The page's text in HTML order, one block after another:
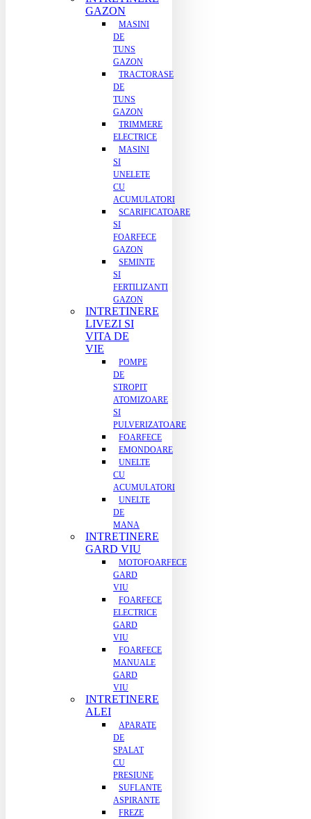
GAZON
MASINI
DE
TUNS
GAZON
TRACTORASE
DE
TUNS
GAZON
TRIMMERE
ELECTRICE
MASINI
SI
UNELETE
CU
ACUMULATORI
SCARIFICATOARE
SI
FOARFECE
GAZON
SEMINTE
SI
FERTILIZANTI
GAZON
INTRETINERE
LIVEZI SI
VITA DE
VIE
POMPE
DE
STROPIT
ATOMIZOARE
SI
PULVERIZATOARE
FOARFECE
EMONDOARE
UNELTE
CU
ACUMULATORI
UNELTE
DE
MANA
INTRETINERE
GARD VIU
MOTOFOARFECE
GARD
VIU
FOARFECE
ELECTRICE
GARD
VIU
FOARFECE
MANUALE
GARD
VIU
INTRETINERE
ALEI
APARATE
DE
SPALAT
CU
PRESIUNE
SUFLANTE
ASPIRANTE
FREZE